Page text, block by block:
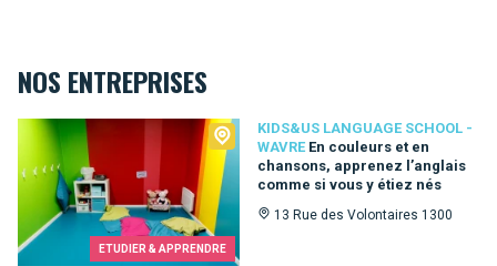
NOS ENTREPRISES
ETUDIER & APPRENDRE
KIDS&US LANGUAGE SCHOOL -
WAVRE En couleurs et en
chansons, apprenez l’anglais
comme si vous y étiez nés
13 Rue des Volontaires 1300
Kids&Us language school - Wavre